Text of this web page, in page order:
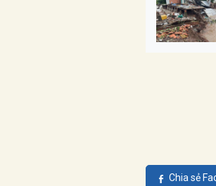
Chia sẻ